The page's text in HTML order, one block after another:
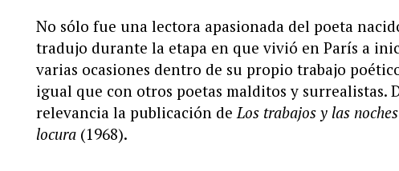
No sólo fue una lectora apasionada del poeta
tradujo durante la etapa en que vivió en París a
varias ocasiones dentro de su propio trabajo
igual que con otros poetas malditos y surrealistas.
relevancia la publicación deLos trabajos y las noches
locura (1968).